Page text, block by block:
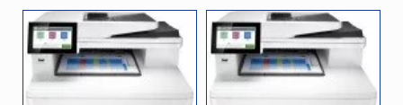
Connectivité
Port USB